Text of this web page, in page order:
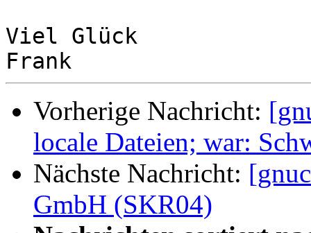
Viel Glück
Vorherige Nachricht:
locale Dateien; war:
Nächste Nachricht:
GmbH (SKR04)